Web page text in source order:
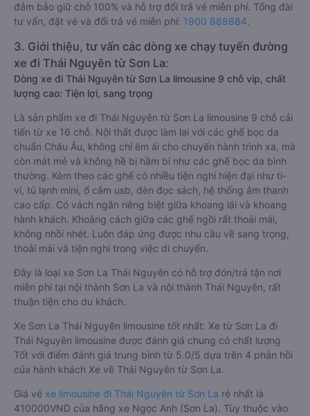
đảm bảo giữ chỗ 100% và hỗ trợ đổi trả vé miễn phí. Tổng đài
tư vấn, đặt vé và đổi trả vé miễn phí: 1900 888684.
3. Giới thiệu, tư vấn các dòng xe chạy tuyến đường
xe đi Thái Nguyên từ Sơn La:
Dòng xe đi Thái Nguyên từ Sơn La limousine 9 chỗ vip, chất
lượng cao: Tiện lợi, sang trọng
Là sản phẩm xe đi Thái Nguyên từ Sơn La limousine 9 chỗ cải
tiến từ xe 16 chỗ. Nội thất được làm lại với các ghế bọc da
chuẩn Châu Âu, không chỉ êm ái cho chuyến hành trình xa, mà
còn mát mẻ và không hề bị hầm bí như các ghế bọc da bình
thường. Kèm theo các ghế có nhiều tiện nghi hiện đại như ti-
vi, tủ lạnh mini, ổ cắm usb, đèn đọc sách, hệ thống âm thanh
cao cấp. Có vách ngăn riêng biệt giữa khoang lái và khoang
hành khách. Khoảng cách giữa các ghế ngồi rất thoải mái,
không nhồi nhét. Luôn đáp ứng được nhu cầu về sang trọng,
thoải mái và tiện nghi trong việc di chuyển.
Đây là loại xe Sơn La Thái Nguyên có hỗ trợ đón/trả tận nơi
miễn phí tại nội thành Sơn La và nội thành Thái Nguyên, rất
thuận tiện cho du khách.
Xe Sơn La Thái Nguyên limousine tốt nhất: Xe từ Sơn La đi
Thái Nguyên limousine được đánh giá chung có chất lượng
Tốt với điểm đánh giá trung bình từ 5.0/5 dựa trên 4 phản hồi
của hành khách Xe về Thái Nguyên từ Sơn La.
Giá vé xe limousine đi Thái Nguyên từ Sơn La rẻ nhất là
410000VND của hãng xe Ngọc Anh (Sơn La). Tùy thuộc vào